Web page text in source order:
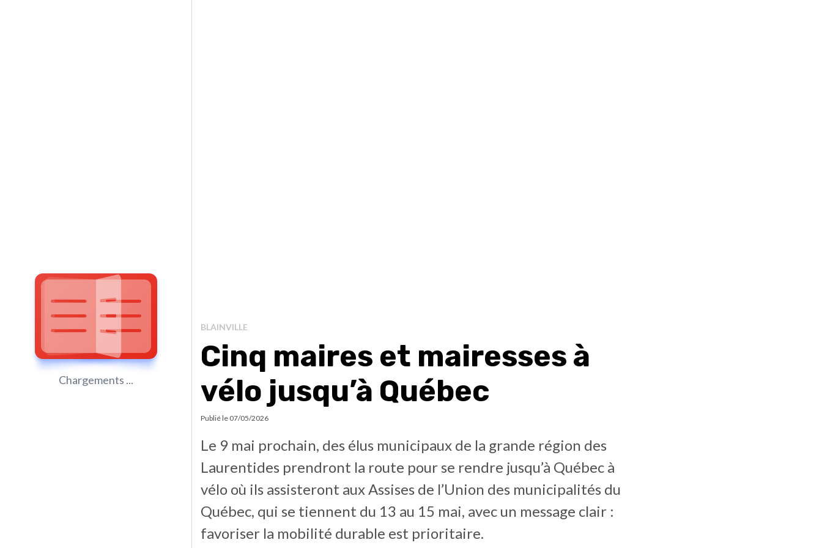
Chargements ...
BLAINVILLE
Cinq maires et mairesses à
vélo jusqu’à Québec
Publié le 07/05/2026
Le 9 mai prochain, des élus municipaux de la grande région des
Laurentides prendront la route pour se rendre jusqu’à Québec à
vélo où ils assisteront aux Assises de l’Union des municipalités du
Québec, qui se tiennent du 13 au 15 mai, avec un message clair :
favoriser la mobilité durable est prioritaire.